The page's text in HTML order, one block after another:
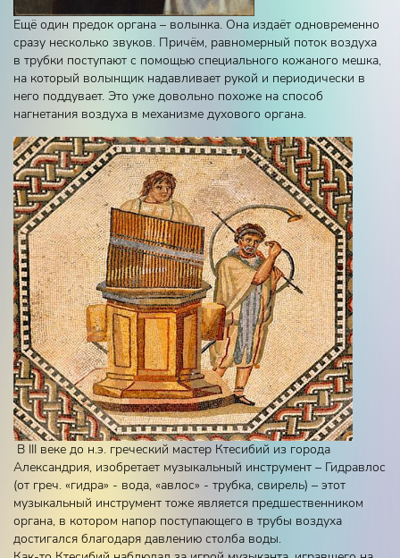
Ещё один предок органа – волынка. Она издаёт одновременно
сразу несколько звуков. Причём, равномерный поток воздуха
в трубки поступают с помощью специального кожаного мешка,
на который волынщик надавливает рукой и периодически в
него поддувает. Это уже довольно похоже на способ
нагнетания воздуха в механизме духового органа.
В III веке до н.э. греческий мастер Ктесибий из города
Александрия, изобретает музыкальный инструмент – Гидравлос
(от греч. «гидра» - вода, «авлос» - трубка, свирель) – этот
музыкальный инструмент тоже является предшественником
органа, в котором напор поступающего в трубы воздуха
достигался благодаря давлению столба воды.